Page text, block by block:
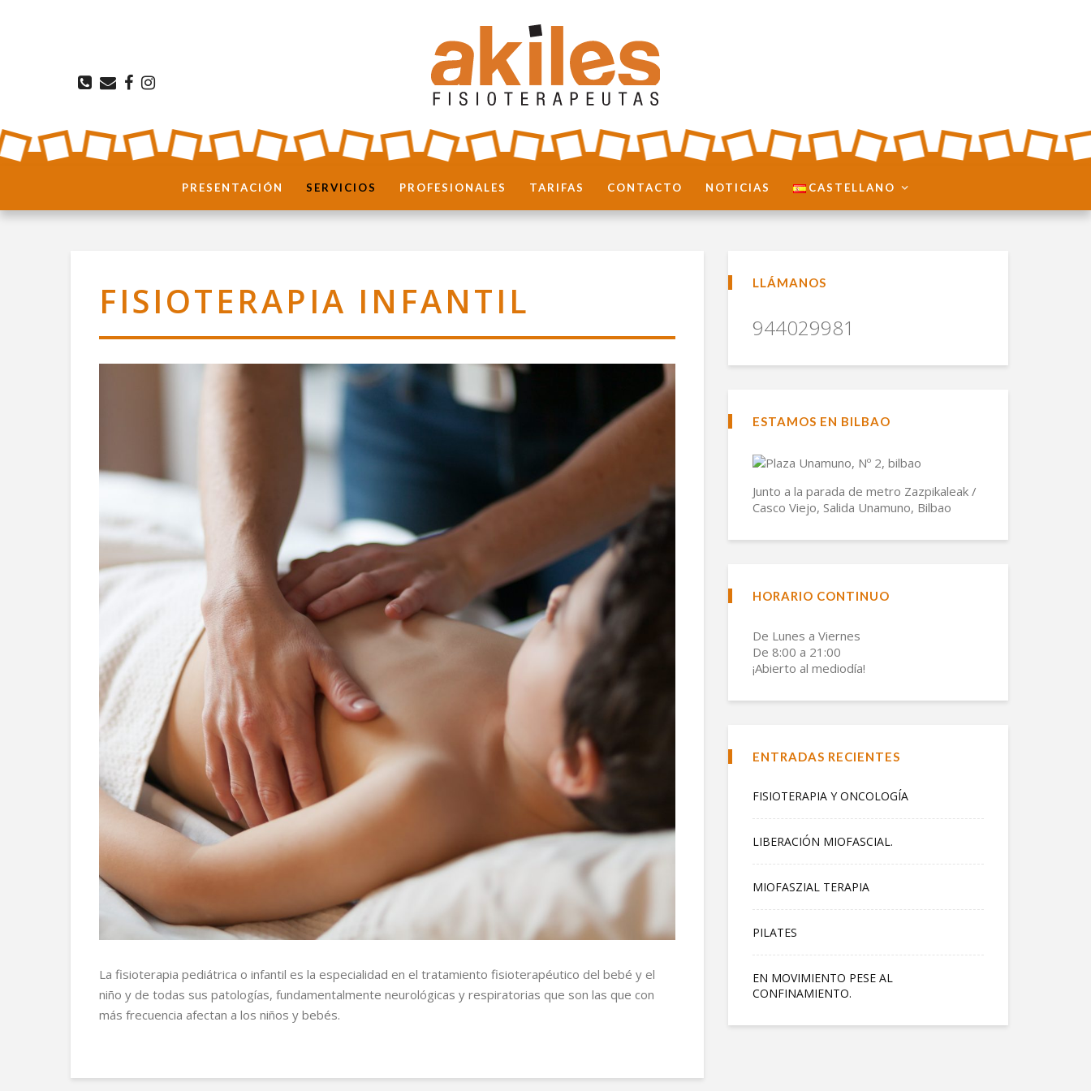
PRESENTACIÓN SERVICIOS PROFESIONALES TARIFAS CONTACTO NOTICIAS CASTELLANO
FISIOTERAPIA INFANTIL
La fisioterapia pediátrica o infantil es la especialidad en el tratamiento fisioterapéutico del bebé y el
niño y de todas sus patologías, fundamentalmente neurológicas y respiratorias que son las que con
más frecuencia afectan a los niños y bebés.
LLÁMANOS
944029981
ESTAMOS EN BILBAO
Junto a la parada de metro Zazpikaleak /
Casco Viejo, Salida Unamuno, Bilbao
HORARIO CONTINUO
De Lunes a Viernes
De 8:00 a 21:00
¡Abierto al mediodía!
ENTRADAS RECIENTES
FISIOTERAPIA Y ONCOLOGÍA
LIBERACIÓN MIOFASCIAL.
MIOFASZIAL TERAPIA
PILATES
EN MOVIMIENTO PESE AL
CONFINAMIENTO.